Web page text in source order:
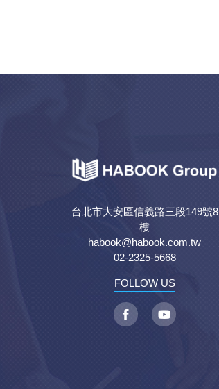
台北市大安區信義路三段149號8
樓
habook@habook.com.tw
02-2325-5668
FOLLOW US